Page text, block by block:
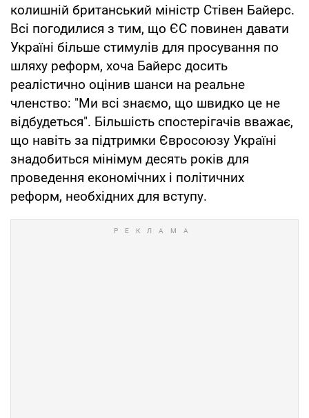
колишній британський міністр Стівен Байерс.
Всі погодилися з тим, що ЄС повинен давати
Україні більше стимулів для просування по
шляху реформ, хоча Байерс досить
реалістично оцінив шанси на реальне
членство: "Ми всі знаємо, що швидко це не
відбудеться". Більшість спостерігачів вважає,
що навіть за підтримки Євросоюзу Україні
знадобиться мінімум десять років для
проведення економічних і політичних
реформ, необхідних для вступу.